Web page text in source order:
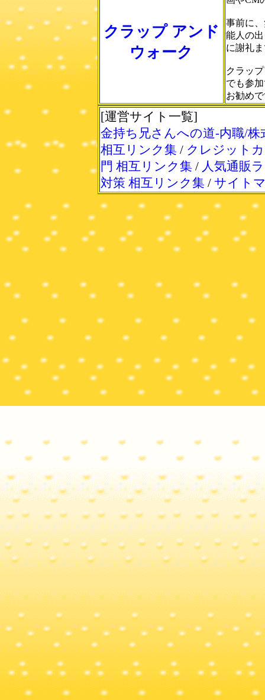
クラップ アンド
ウォーク
事前に
能人の
に謝礼
クラッ
でも参
お勧め
[運営サイト一覧]
金持ち兄さんへの道-内職/株
相互リンク集 / クレジット
門 相互リンク集 / 人気通販
対策 相互リンク集 / サイト